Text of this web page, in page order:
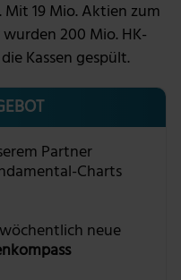
19 Mio. Aktien zum
200 Mio. HK-
Kassen gespült.
Partner
Charts
neue